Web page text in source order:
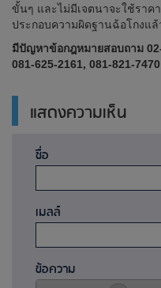
ขั้นๆ และไม่มีเจตนาจะใช้ราค
ประกอบความผิดฐานฉ้อโกงแล้
มีปัญหาข้อกฎหมายสอบถาม
081-625-2161, 081-821-7470
แสดงความเห็น
ชื่อ
เมลล์
ข้อความ